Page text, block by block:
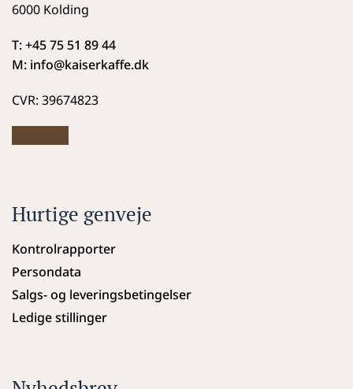
6000 Kolding
T: +45 75 51 89 44
M: info@kaiserkaffe.dk
CVR: 39674823
Hurtige genveje
Kontrolrapporter
Persondata
Salgs- og leveringsbetingelser
Ledige stillinger